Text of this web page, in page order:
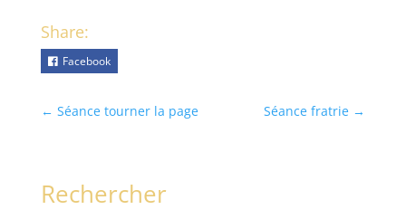
Share:
Facebook
← Séance tourner la page Séance fratrie →
Rechercher